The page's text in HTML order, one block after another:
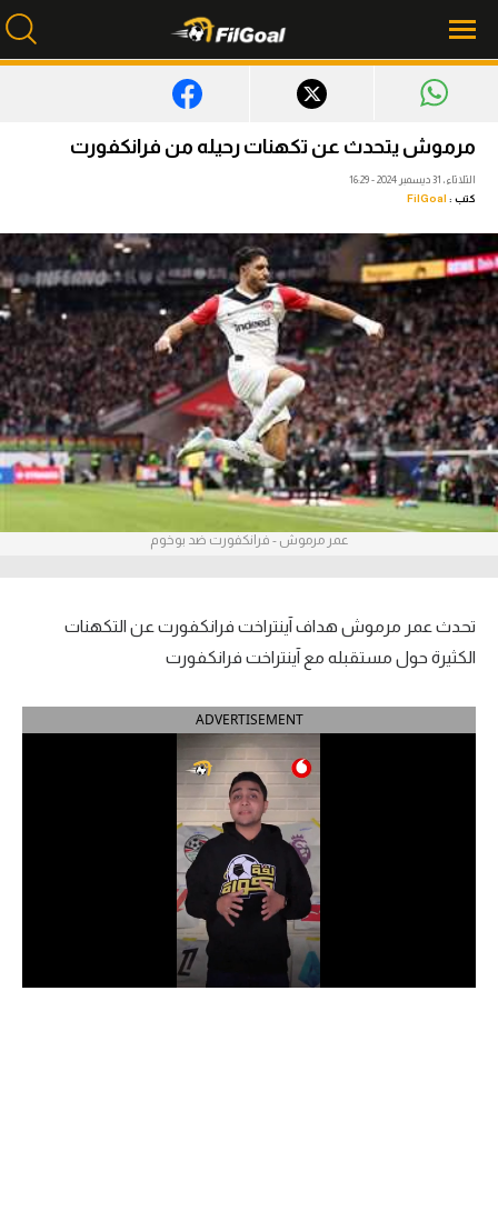
محتوى إخباري
الرئيسية
مباريات
ميركاتو
فانتازي في الجول
مسابقة التوقعات
فيديوهات
عدسات
آراء حرة
بطولات
الدوري المصري
الدوري الإنجليزي الممتاز
الدوري الفرنسي
مرموش يتحدث عن تكهنات رحيله من فرانكفورت
الثلاثاء، 31 ديسمبر 2024 - 16:29
كتب : FilGoal
عمر مرموش - فرانكفورت ضد بوخوم
تحدث عمر مرموش هداف آينتراخت فرانكفورت عن التكهنات
الكثيرة حول مستقبله مع آينتراخت فرانكفورت
ADVERTISEMENT